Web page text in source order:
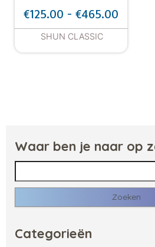
€125.00 - €465.00
SHUN CLASSIC
Dit product heeft
Waar ben je naar op
Zoeken naar:
Categorieën